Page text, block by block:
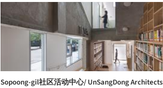
Sopoong-gil社区活动中心/ UnSangDong Architects